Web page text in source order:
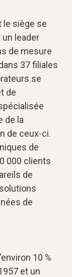
le siège se
leader
de mesure
37 filiales
se
de
de la
de ceux-ci.
de
000 clients
de
de
10 %
et un